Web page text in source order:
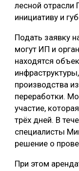
ПРОИЗВОДСТВО
ЦБП
КОМПЛЕКСНАЯ
ДЕРЕВЯННОЕ
БЕЗОПАСНОЕ
СОРТИРОВКА
МЕБЕЛЬНОЕ
ПОДБОРКИ СТАТЕЙ
лесной
инициативу и
Подать заявку
могут ИП и
находятся
производства
переработки.
участие,
трёх дней. В
специалисты
решение о
При этом